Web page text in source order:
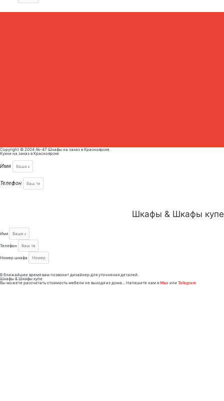
Copyright © 2004 Ak-47 Шкафы на заказ в Красноярске
Кухни на заказ в Красноярске
Имя
Телефон
Шкафы & Шкафы купе
Имя
Телефон
Номер шкафа
В ближайшее время вам позвонит дизайнер для уточнения деталей.
Шкафы & Шкафы купе
Вы можете рассчитать стоимость мебели не выходя из дома... Напишите нам в Max или Telegram